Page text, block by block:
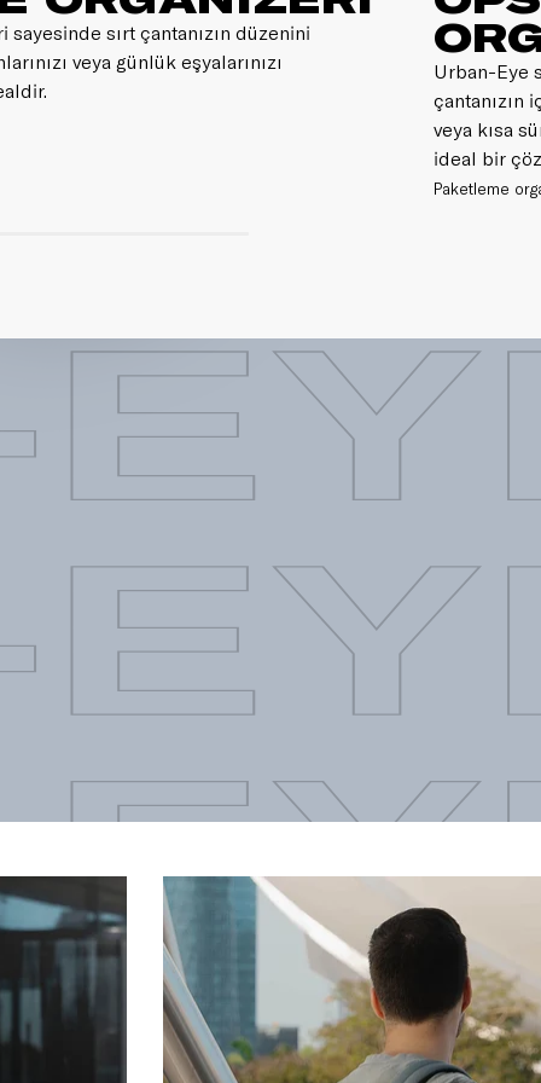
sırt çantanızın düzenini
veya günlük eşyalarınızı
Urban-Eye
çantanızın
veya kısa
ideal bir
Paketleme